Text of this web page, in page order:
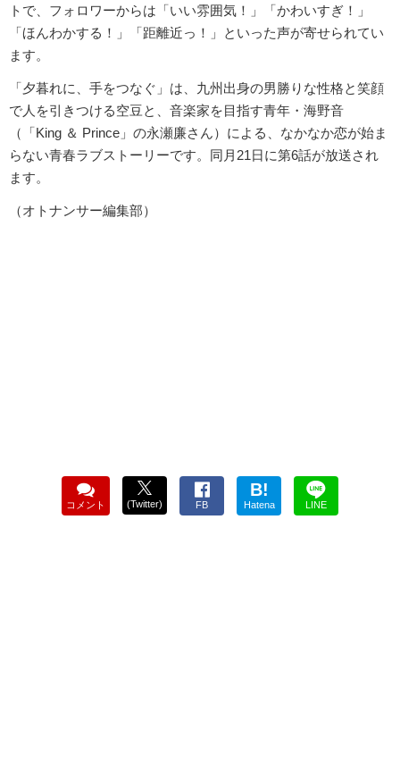
トで、フォロワーからは「いい雰囲気！」「かわいすぎ！」
「ほんわかする！」「距離近っ！」といった声が寄せられてい
ます。
「夕暮れに、手をつなぐ」は、九州出身の男勝りな性格と笑顔
で人を引きつける空豆と、音楽家を目指す青年・海野音
（「King ＆ Prince」の永瀬廉さん）による、なかなか恋が始ま
らない青春ラブストーリーです。同月21日に第6話が放送され
ます。
（オトナンサー編集部）
コメント (Twitter) FB
B!
Hatena LINE